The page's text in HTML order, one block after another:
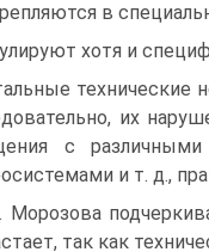
в
хотя и
технические
их
с
и т. д.,
Морозова
так как